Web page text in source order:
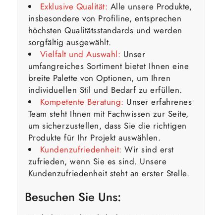
Exklusive Qualität: Alle unsere Produkte,
insbesondere von Profiline, entsprechen
höchsten Qualitätsstandards und werden
sorgfältig ausgewählt.
Vielfalt und Auswahl: Unser
umfangreiches Sortiment bietet Ihnen eine
breite Palette von Optionen, um Ihren
individuellen Stil und Bedarf zu erfüllen.
Kompetente Beratung: Unser erfahrenes
Team steht Ihnen mit Fachwissen zur Seite,
um sicherzustellen, dass Sie die richtigen
Produkte für Ihr Projekt auswählen.
Kundenzufriedenheit: Wir sind erst
zufrieden, wenn Sie es sind. Unsere
Kundenzufriedenheit steht an erster Stelle.
Besuchen Sie Uns: